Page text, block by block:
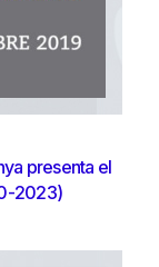
presenta el
2023)